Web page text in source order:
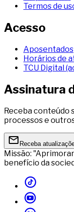
Termos de
Acesso
Aposentados
Horários de
TCU Digital
Assinatura
Receba conteúdo
processos e
Receba
Missão:
benefício da